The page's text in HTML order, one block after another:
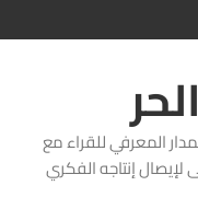
المعرفي للقراء مع
إنتاجه الفكري